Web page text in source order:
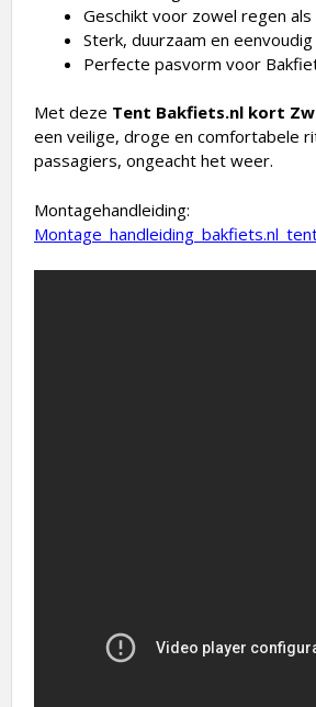
Geschikt voor zowel regen als
Sterk, duurzaam en
Perfecte pasvorm voor
Met deze Tent Bakfiets.nl kort
een veilige, droge en comfortabele
passagiers, ongeacht het weer.
Montagehandleiding: